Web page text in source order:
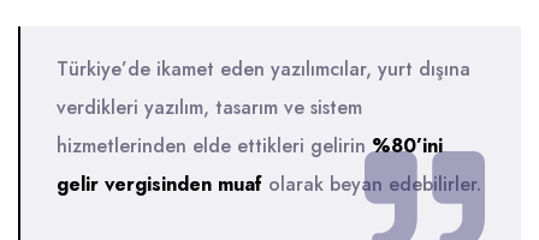
Türkiye’de ikamet eden yazılımcılar, yurt dışına
verdikleri yazılım, tasarım ve sistem
hizmetlerinden elde ettikleri gelirin%80’ini
gelir vergisinden muaf olarak beyan edebilirler.